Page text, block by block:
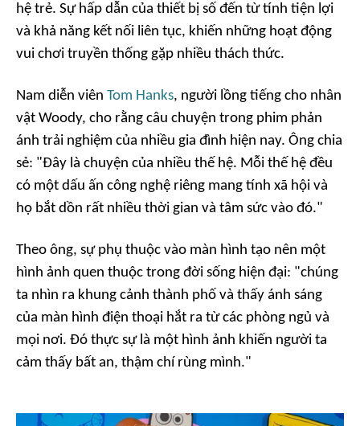
hệ trẻ. Sự hấp dẫn của thiết bị số đến từ tính tiện lợi
và khả năng kết nối liên tục, khiến những hoạt động
vui chơi truyền thống gặp nhiều thách thức.
Nam diễn viên Tom Hanks, người lồng tiếng cho nhân
vật Woody, cho rằng câu chuyện trong phim phản
ánh trải nghiệm của nhiều gia đình hiện nay. Ông chia
sẻ: "Đây là chuyện của nhiều thế hệ. Mỗi thế hệ đều
có một dấu ấn công nghệ riêng mang tính xã hội và
họ bắt dồn rất nhiều thời gian và tâm sức vào đó."
Theo ông, sự phụ thuộc vào màn hình tạo nên một
hình ảnh quen thuộc trong đời sống hiện đại: "chúng
ta nhìn ra khung cảnh thành phố và thấy ánh sáng
của màn hình điện thoại hắt ra từ các phòng ngủ và
mọi nơi. Đó thực sự là một hình ảnh khiến người ta
cảm thấy bất an, thậm chí rùng mình."